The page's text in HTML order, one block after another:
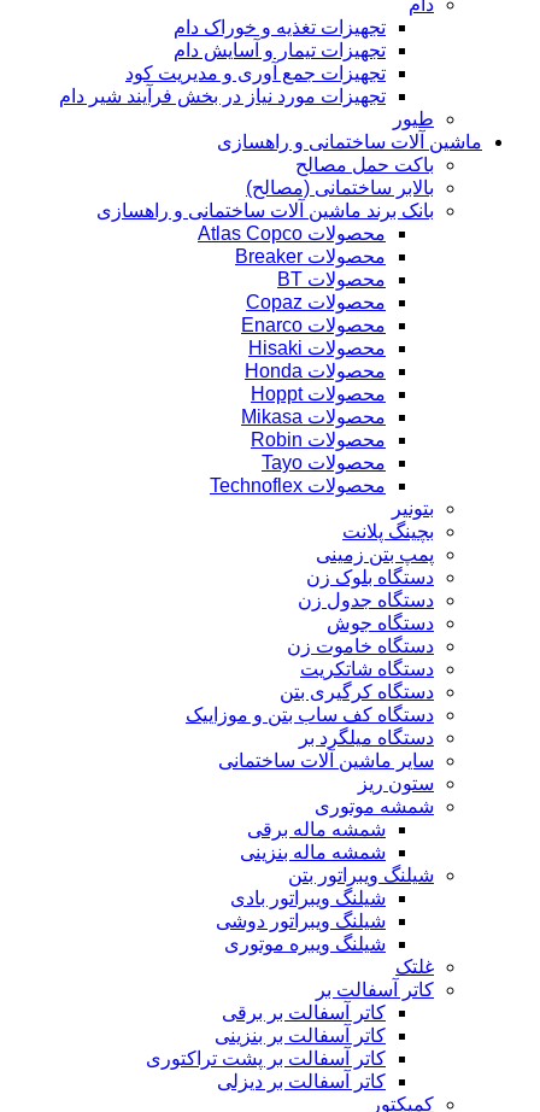
دام
تجهیزات تغذیه و خوراک دام
تجهیزات تیمار و آسایش دام
تجهیزات جمع آوری و مدیریت کود
تجهیزات مورد نیاز در بخش فرآیند شیر دام
طیور
ماشین آلات ساختمانی و راهسازی
باکت حمل مصالح
بالابر ساختمانی (مصالح)
بانک برند ماشین آلات ساختمانی و راهسازی
محصولات Atlas Copco
محصولات Breaker
محصولات BT
محصولات Copaz
محصولات Enarco
محصولات Hisaki
محصولات Honda
محصولات Hoppt
محصولات Mikasa
محصولات Robin
محصولات Tayo
محصولات Technoflex
بتونیر
بچینگ پلانت
پمپ بتن زمینی
دستگاه بلوک زن
دستگاه جدول زن
دستگاه جوش
دستگاه خاموت زن
دستگاه شاتکریت
دستگاه کرگیری بتن
دستگاه کف ساب بتن و موزاییک
دستگاه میلگرد بر
سایر ماشین آلات ساختمانی
ستون ریز
شمشه موتوری
شمشه ماله برقی
شمشه ماله بنزینی
شیلنگ ویبراتور بتن
شیلنگ ویبراتور بادی
شیلنگ ویبراتور دوشی
شیلنگ ویبره موتوری
غلتک
کاتر آسفالت بر
کاتر آسفالت بر برقی
کاتر آسفالت بر بنزینی
کاتر آسفالت بر پشت تراکتوری
کاتر آسفالت بر دیزلی
کمپکتور